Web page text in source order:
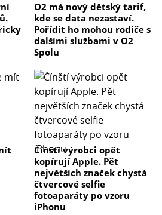
O2 má nový dětský tarif,
kde se data nezastaví.
Pořídit ho mohou rodiče s
dalšími službami v O2
Spolu
Čínští výrobci opět
kopírují Apple. Pět
největších značek chystá
čtvercové selfie
fotoaparáty po vzoru
iPhonu